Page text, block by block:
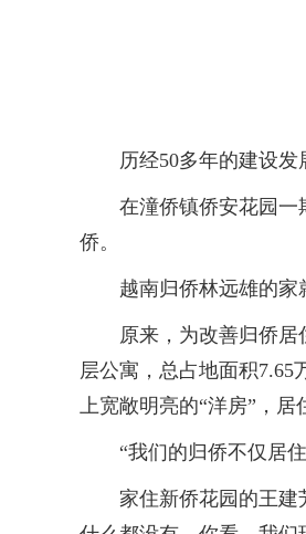
历经50多年的建设发展
在潼侨镇侨安花园一期
侨。
越南归侨林远雄的家就
原来，为改善归侨居住
层公寓，总占地面积
上宽敞明亮的“洋房”，居
“我们的归侨不仅居住
家住新侨花园的王建芳